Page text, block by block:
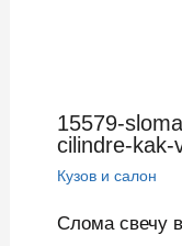
15579-
cilindre-kak-
Кузов и салон
Слома свечу